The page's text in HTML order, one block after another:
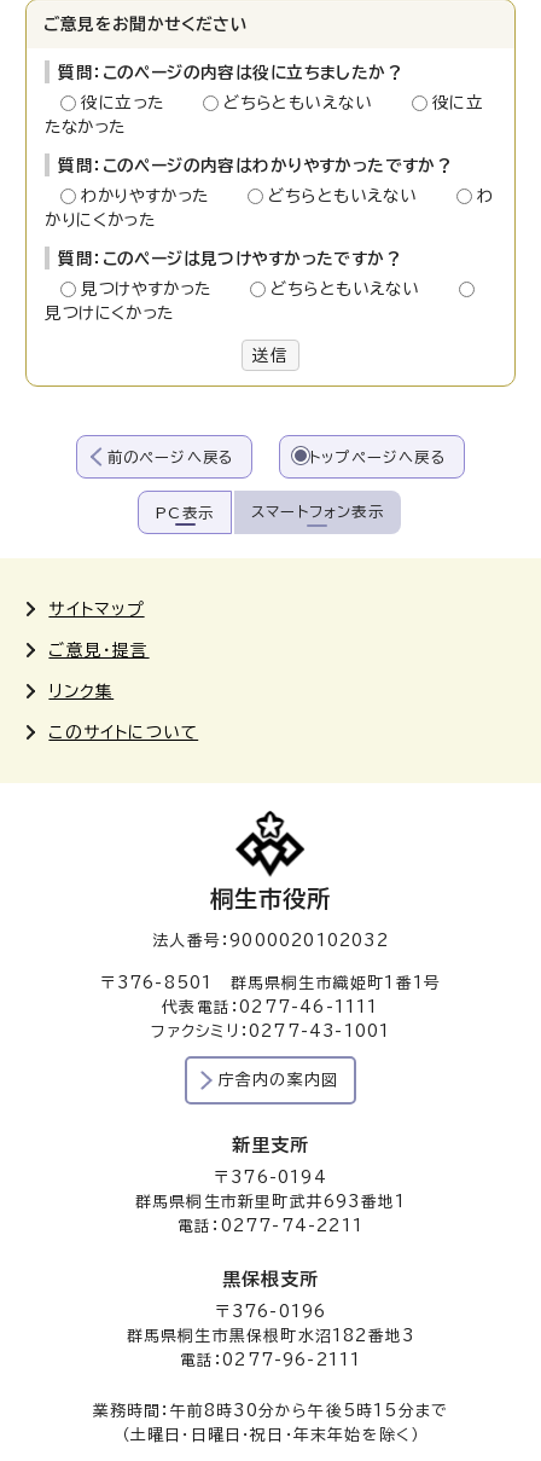
ご意見をお聞かせください
質問：このページの内容は役に立ちましたか？
役に立った
どちらともいえない
役に立
たなかった
質問：このページの内容はわかりやすかったですか？
わかりやすかった
どちらともいえない
わ
かりにくかった
質問：このページは見つけやすかったですか？
見つけやすかった
どちらともいえない
見つけにくかった
送信
前のページへ戻る トップページへ戻る
PC表示 スマートフォン表示
サイトマップ
ご意見・提言
リンク集
このサイトについて
桐生市役所
法人番号：9000020102032
〒376-8501 群馬県桐生市織姫町1番1号
代表電話：0277-46-1111
ファクシミリ：0277-43-1001
庁舎内の案内図
新里支所
〒376-0194
群馬県桐生市新里町武井693番地1
電話：0277-74-2211
黒保根支所
〒376-0196
群馬県桐生市黒保根町水沼182番地3
電話：0277-96-2111
業務時間：午前8時30分から午後5時15分まで
（土曜日・日曜日・祝日・年末年始を除く）